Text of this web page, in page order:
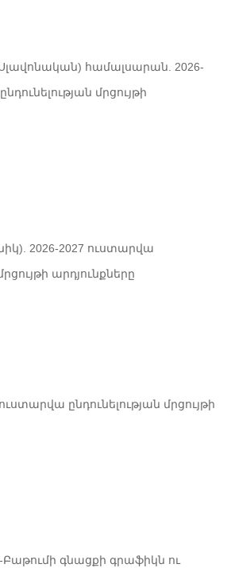
համալսարան. 2026-
մրցույթի
2026-2027 ուստարվա
արդյունքները
ընդունելության մրցույթի
Բաթումի գնացքի գրաֆիկն ու